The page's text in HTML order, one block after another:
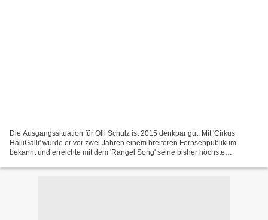
Die Ausgangssituation für Olli Schulz ist 2015 denkbar gut. Mit 'Cirkus
HalliGalli' wurde er vor zwei Jahren einem breiteren Fernsehpublikum
bekannt und erreichte mit dem 'Rangel Song' seine bisher höchste